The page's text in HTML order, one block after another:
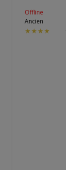
Offline
Ancien
★★★★